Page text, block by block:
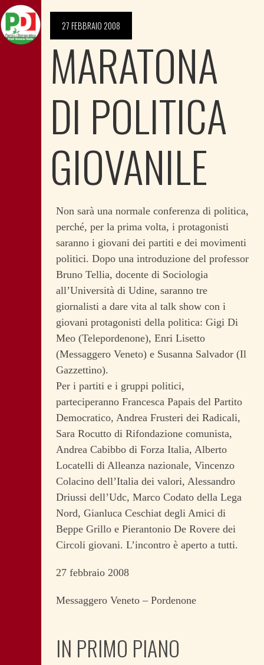
27 FEBBRAIO 2008
MARATONA
DI POLITICA
GIOVANILE
Non sarà una normale conferenza di politica,
perché, per la prima volta, i protagonisti
saranno i giovani dei partiti e dei movimenti
politici. Dopo una introduzione del professor
Bruno Tellia, docente di Sociologia
all’Università di Udine, saranno tre
giornalisti a dare vita al talk show con i
giovani protagonisti della politica: Gigi Di
Meo (Telepordenone), Enri Lisetto
(Messaggero Veneto) e Susanna Salvador (Il
Gazzettino).
Per i partiti e i gruppi politici,
parteciperanno Francesca Papais del Partito
Democratico, Andrea Frusteri dei Radicali,
Sara Rocutto di Rifondazione comunista,
Andrea Cabibbo di Forza Italia, Alberto
Locatelli di Alleanza nazionale, Vincenzo
Colacino dell’Italia dei valori, Alessandro
Driussi dell’Udc, Marco Codato della Lega
Nord, Gianluca Ceschiat degli Amici di
Beppe Grillo e Pierantonio De Rovere dei
Circoli giovani. L’incontro è aperto a tutti.
27 febbraio 2008
Messaggero Veneto – Pordenone
IN PRIMO PIANO